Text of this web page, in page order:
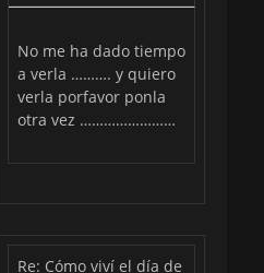
No me ha dado tiempo
a verla ………. y quiero
verla porfavor ponla
otra vez ……………………
Re: Cómo viví el día de